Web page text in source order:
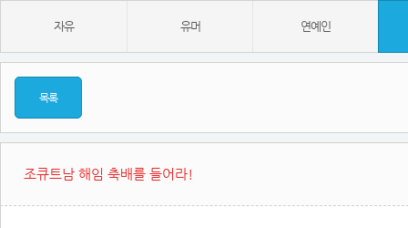
자유 유머 연예인
목록
조큐트남 해임 축배를 들어라!